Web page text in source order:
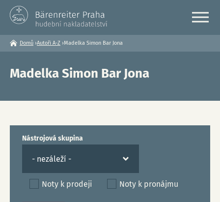
JsteDomů ›Autoři A-Z ›Madelka Simon Bar Jona
Madelka Simon Bar Jona
Nástrojová skupina
Noty k prodeji Noty k pronájmu